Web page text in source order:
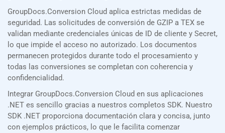
GroupDocs.Conversion Cloud aplica estrictas medidas de
seguridad. Las solicitudes de conversión de GZIP a TEX se
validan mediante credenciales únicas de ID de cliente y Secret,
lo que impide el acceso no autorizado. Los documentos
permanecen protegidos durante todo el procesamiento y
todas las conversiones se completan con coherencia y
confidencialidad.
Integrar GroupDocs.Conversion Cloud en sus aplicaciones
.NET es sencillo gracias a nuestros completos SDK. Nuestro
SDK .NET proporciona documentación clara y concisa, junto
con ejemplos prácticos, lo que le facilita comenzar